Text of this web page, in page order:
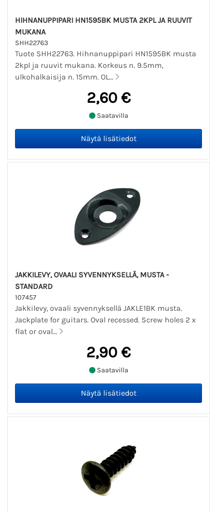
HIHNANUPPIPARI HN1595BK MUSTA 2KPL JA RUUVIT
MUKANA
SHH22763
Tuote SHH22763. Hihnanuppipari HN1595BK musta
2kpl ja ruuvit mukana. Korkeus n. 9.5mm,
ulkohalkaisija n. 15mm. OL...
2,60 €
Saatavilla
JAKKILEVY, OVAALI SYVENNYKSELLÄ, MUSTA -
STANDARD
107457
Jakkilevy, ovaali syvennyksellä JAKLE1BK musta.
Jackplate for guitars. Oval recessed. Screw holes 2 x
flat or oval...
2,90 €
Saatavilla